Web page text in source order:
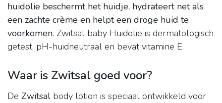
huidolie beschermt het huidje, hydrateert net als
een zachte crème en helpt een droge huid te
voorkomen. Zwitsal baby Huidolie is dermatologisch
getest, pH-huidneutraal en bevat vitamine E.
Waar is Zwitsal goed voor?
De Zwitsal body lotion is speciaal ontwikkeld voor